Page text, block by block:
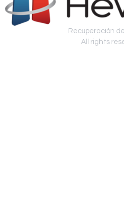
Recuperación
All rights